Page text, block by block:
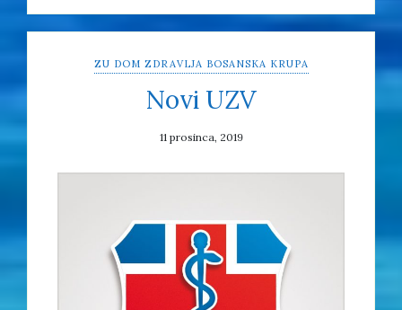
ZU DOM ZDRAVLJA BOSANSKA KRUPA
Novi UZV
11 prosinca, 2019